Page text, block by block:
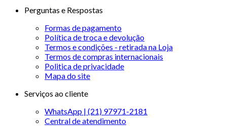
Perguntas e Respostas
Formas de pagamento
Política de troca e devolução
Termos e condições - retirada na Loja
Termos de compras internacionais
Politica de privacidade
Mapa do site
Serviços ao cliente
WhatsApp | (21) 97971-2181
Central de atendimento